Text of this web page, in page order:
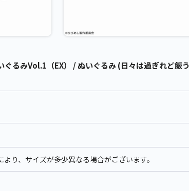
るみVol.1（EX） / ぬいぐるみ (日々は過ぎれど飯う
、サイズが多少異なる場合がございます。